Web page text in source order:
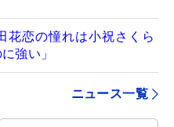
花恋の憧れは小祝さくら
強い」
ニュース一覧